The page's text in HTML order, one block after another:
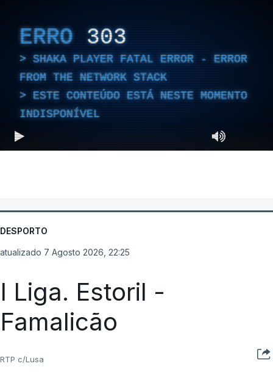
ERRO 303
SHAKA PLAYER FATAL ERROR - ERROR
FROM THE NETWORK STACK
ESTE CONTEÚDO ESTÁ NESTE MOMENTO
INDISPONÍVEL
DESPORTO
atualizado 7 Agosto 2026, 22:25
I Liga. Estoril -
Famalicão
RTP c/Lusa